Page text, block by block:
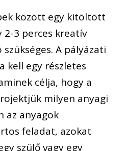
között egy kitöltött
2-3 perces kreatív
A pályázati
kell egy részletes
célja, hogy a
milyen anyagi
az anyagok
feladat, azokat
szülő vagy egy